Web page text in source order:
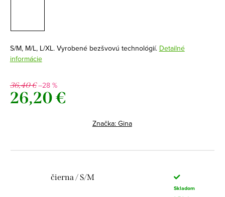
S/M, M/L, L/XL. Vyrobené bezšvovú technológií. Detailné
informácie
36,40 €–28 %
26,20 €
Značka: Gina
čierna / S/M
Skladom